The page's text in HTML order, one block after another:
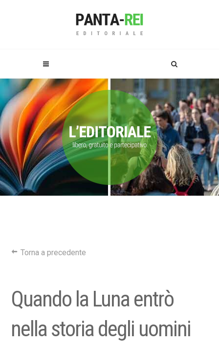
Torna a precedente
Quando la Luna entrò
nella storia degli uomini